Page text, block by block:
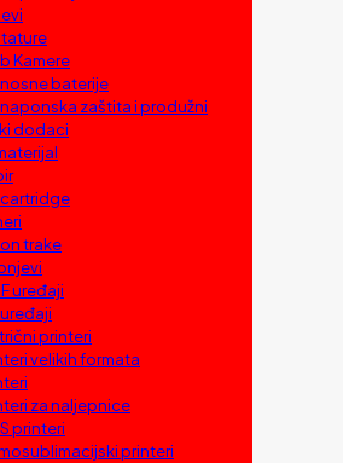
Kamere
baterije
zaštita i produžni
dodaci
cartridge
trake
uređaji
printeri
velikih formata
za naljepnice
printeri
printeri